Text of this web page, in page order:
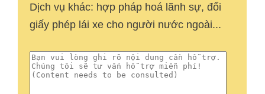
Dịch vụ khác: hợp pháp hoá lãnh sự, đổi
giấy phép lái xe cho người nước ngoài...